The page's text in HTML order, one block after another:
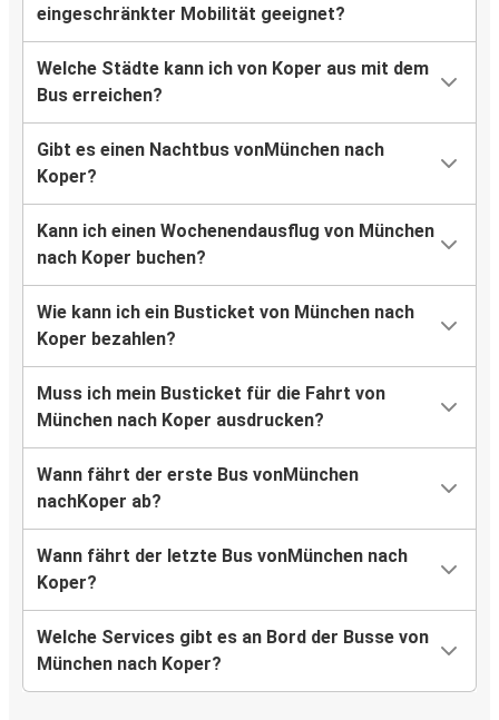
eingeschränkter Mobilität geeignet?
Welche Städte kann ich von Koper aus mit dem
Bus erreichen?
Gibt es einen Nachtbus vonMünchen nach
Koper?
Kann ich einen Wochenendausflug von München
nach Koper buchen?
Wie kann ich ein Busticket von München nach
Koper bezahlen?
Muss ich mein Busticket für die Fahrt von
München nach Koper ausdrucken?
Wann fährt der erste Bus vonMünchen
nachKoper ab?
Wann fährt der letzte Bus vonMünchen nach
Koper?
Welche Services gibt es an Bord der Busse von
München nach Koper?